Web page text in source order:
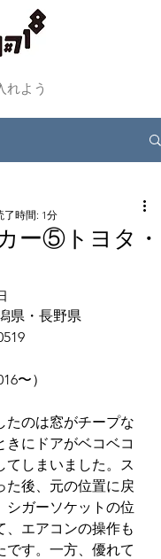
ー⑤トヨタ・
了時間: 1分
県・長野県
〜）
たのは窓がチープな
きにドアがベコベコ
てしまいました。ス
た後、元の位置に戻
シガーソケットの位
、エアコンの操作も
です。一方、優れて